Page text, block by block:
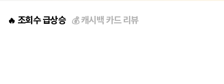
🔥 조회수 급상승 💰캐시백 카드 리뷰